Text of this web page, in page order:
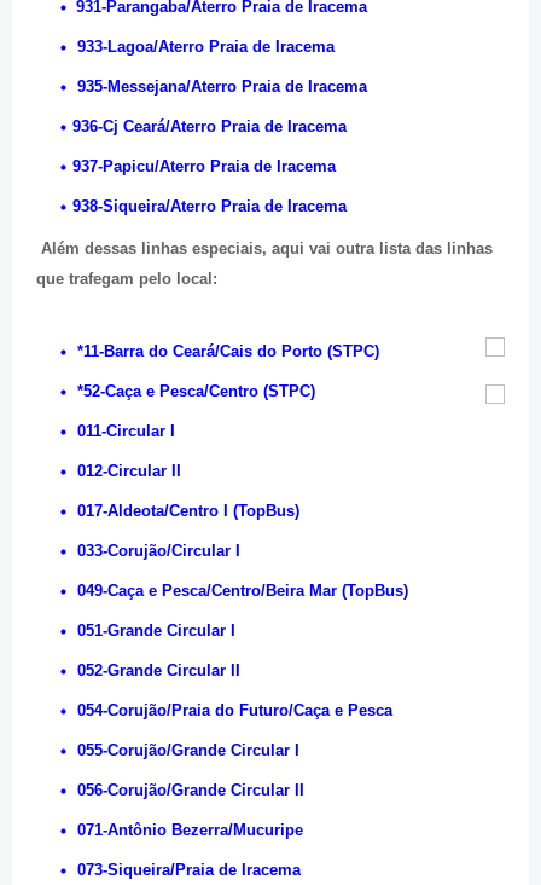
931-Parangaba/Aterro Praia de Iracema
933-Lagoa/Aterro Praia de Iracema
935-Messejana/Aterro Praia de Iracema
936-Cj Ceará/Aterro Praia de Iracema
937-Papicu/Aterro Praia de Iracema
938-Siqueira/Aterro Praia de Iracema
Além dessas linhas especiais, aqui vai outra lista das linhas
que trafegam pelo local:
*11-Barra do Ceará/Cais do Porto (STPC)
*52-Caça e Pesca/Centro (STPC)
011-Circular I
012-Circular II
017-Aldeota/Centro I (TopBus)
033-Corujão/Circular I
049-Caça e Pesca/Centro/Beira Mar (TopBus)
051-Grande Circular I
052-Grande Circular II
054-Corujão/Praia do Futuro/Caça e Pesca
055-Corujão/Grande Circular I
056-Corujão/Grande Circular II
071-Antônio Bezerra/Mucuripe
073-Siqueira/Praia de Iracema